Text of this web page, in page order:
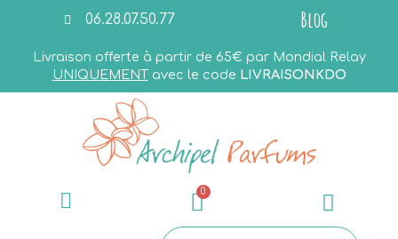
06.28.07.50.77 Blog
Livraison offerte à partir de 65€ par Mondial Relay
UNIQUEMENTavec le code LIVRAISONKDO